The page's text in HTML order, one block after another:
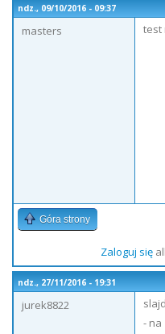
ndz., 09/10/2016 - 09:37
masters
test
Góra strony
Zaloguj się
ndz., 27/11/2016 - 19:31
jurek8822
- na